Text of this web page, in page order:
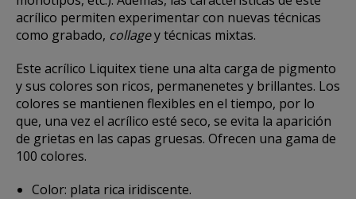
acrílico permiten experimentar con nuevas técnicas
como grabado, collagey técnicas mixtas.
Este acrílico Liquitex tiene una alta carga de pigmento
y sus colores son ricos, permanenetes y brillantes. Los
colores se mantienen flexibles en el tiempo, por lo
que, una vez el acrílico esté seco, se evita la aparición
de grietas en las capas gruesas. Ofrecen una gama de
100 colores.
Color: plata rica iridiscente.